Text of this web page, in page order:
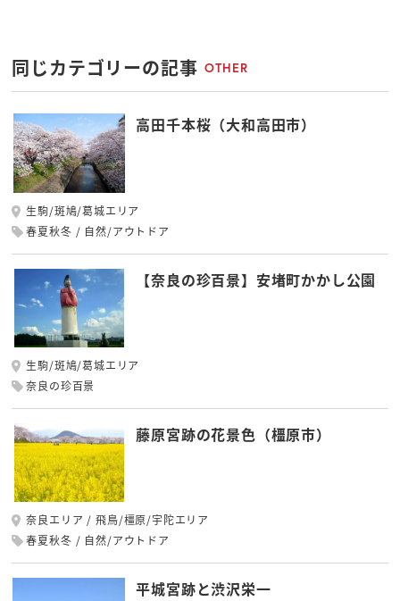
同じカテゴリーの記事 OTHER
高田千本桜（大和高田市）
生駒/斑鳩/葛城エリア
春夏秋冬
自然/アウトドア
【奈良の珍百景】安堵町かかし公園
生駒/斑鳩/葛城エリア
奈良の珍百景
藤原宮跡の花景色（橿原市）
奈良エリア
飛鳥/橿原/宇陀エリア
春夏秋冬
自然/アウトドア
平城宮跡と渋沢栄一